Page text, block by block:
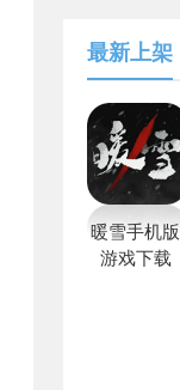
最新上架
暖雪手机版
游戏下载